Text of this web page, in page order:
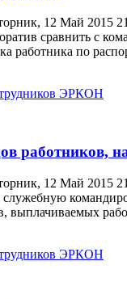
12 Май 2015
сравнить с
работника по
ЭРКОН
работников,
12 Май 2015
выплачиваемых
ЭРКОН